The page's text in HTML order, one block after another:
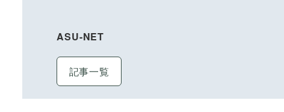
ASU-NET
記事一覧